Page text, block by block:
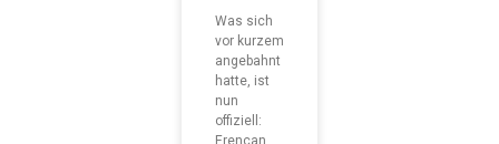
Was sich
vor kurzem
angebahnt
hatte, ist
nun
offiziell: